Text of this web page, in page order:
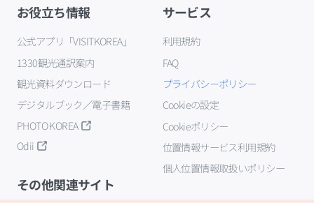
お役立ち情報
公式アプリ「VISITKOREA」
1330観光通訳案内
観光資料ダウンロード
デジタルブック／電子書籍
PHOTO KOREA
Odii
サービス
利用規約
FAQ
プライバシーポリシー
Cookieの設定
Cookieポリシー
位置情報サービス利用規約
個人位置情報取扱いポリシー
その他関連サイト